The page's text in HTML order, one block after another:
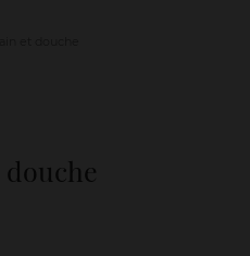
douche